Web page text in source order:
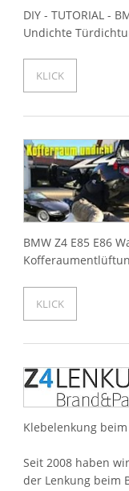
DIY - TUTORIAL -
Undichte
KLICK
BMW Z4 E85 E86
KLICK
Klebelenkung
Seit 2008 haben
der Lenkung beim